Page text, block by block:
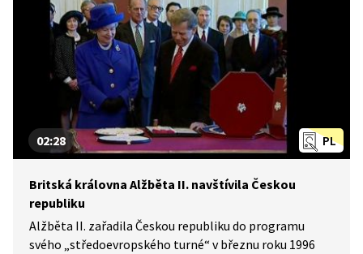
PL
02:28
Britská královna Alžběta II. navštívila Českou
republiku
Alžběta II. zařadila Českou republiku do programu
svého „středoevropského turné“ v březnu roku 1996